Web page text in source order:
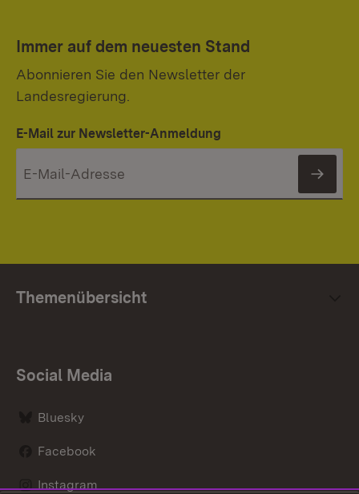
Immer auf dem neuesten Stand
Abonnieren Sie den Newsletter der
Landesregierung.
E-Mail zur Newsletter-Anmeldung
Themenübersicht
Social Media
Bluesky
Facebook
Instagram